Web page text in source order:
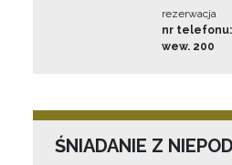
rezerwacja
nr telefonu:
wew. 200
ŚNIADANIE Z